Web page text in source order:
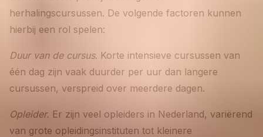
herhalingscursussen. De volgende factoren kunnen
hierbij een rol spelen:
Duur van de cursus. Korte intensieve cursussen van
één dag zijn vaak duurder per uur dan langere
cursussen, verspreid over meerdere dagen.
Opleider. Er zijn veel opleiders in Nederland, variërend
van grote opleidingsinstituten tot kleinere